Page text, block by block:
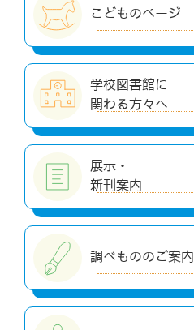
こどものページ
学校図書館に
関わる方々へ
展示・
新刊案内
調べもののご案内